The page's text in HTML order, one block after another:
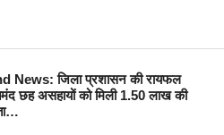
News: जिला प्रशासन की रायफल
छह असहायों को मिली 1.50 लाख की